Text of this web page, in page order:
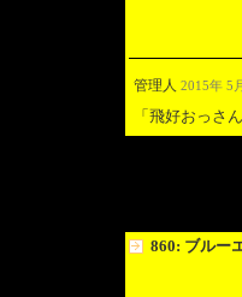
管理人 2015年 5
「飛好おっさ
860: ブルー